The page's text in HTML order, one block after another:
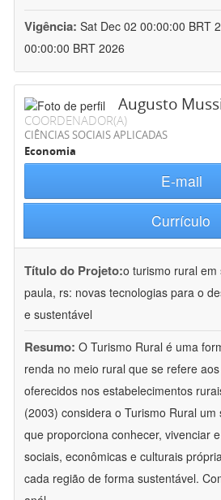
Vigência: Sat Dec 02 00:00:00 BRT
00:00:00 BRT 2026
Augusto
COORDENADOR(A)
CIÊNCIAS SOCIAIS APLICADAS
Economia
E-mail
Currículo
Título do Projeto:o turismo rural
paula, rs: novas tecnologias para o
e sustentável
Resumo: O Turismo Rural é uma
renda no meio rural que se refere
oferecidos nos estabelecimentos
(2003) considera o Turismo Rural
que proporciona conhecer, vivenciar
sociais, econômicas e culturais
cada região de forma sustentável.